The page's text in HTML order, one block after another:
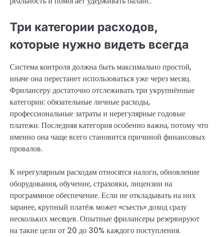
Три категории расходов,
которые нужно видеть всегда
Система контроля должна быть максимально простой,
иначе она перестанет использоваться уже через месяц.
Фрилансеру достаточно отслеживать три укрупнённые
категории: обязательные личные расходы,
профессиональные затраты и нерегулярные годовые
платежи. Последняя категория особенно важна, потому что
именно она чаще всего становится причиной финансовых
провалов.
К нерегулярным расходам относятся налоги, обновление
оборудования, обучение, страховки, лицензии на
программное обеспечение. Если не откладывать на них
заранее, крупный платёж может «съесть» доход сразу
нескольких месяцев. Опытные фрилансеры резервируют
на такие цели от 20 до 30% каждого поступления.